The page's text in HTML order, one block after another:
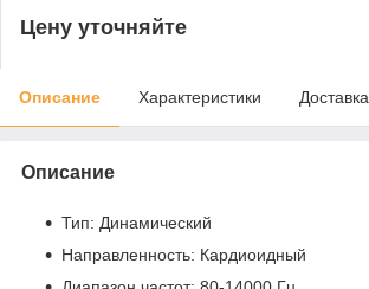
Цену уточняйте
Описание Характеристики Доставка
Описание
Тип: Динамический
Направленность: Кардиоидный